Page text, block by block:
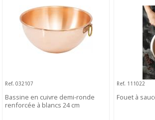
Ref. 032107
Bassine en cuivre demi-ronde
renforcée à blancs 24 cm
Ref. 111022
Fouet à